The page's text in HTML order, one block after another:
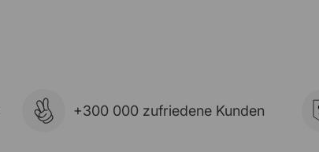
+300 000 zufriedene Kunden